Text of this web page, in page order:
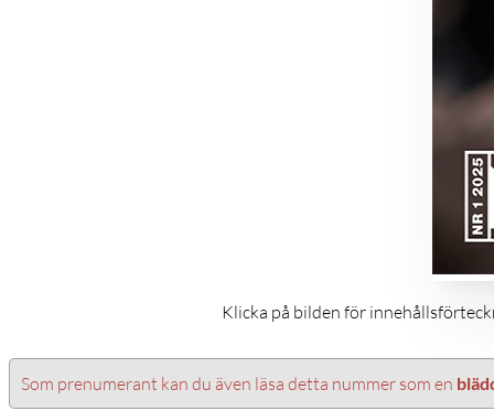
Klicka på bilden för
Som prenumerant kan du även läsa detta nummer som en